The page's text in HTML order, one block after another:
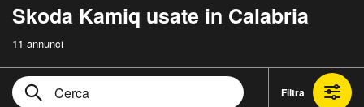
Skoda Kamiq usate in Calabria
11 annunci
Filtra